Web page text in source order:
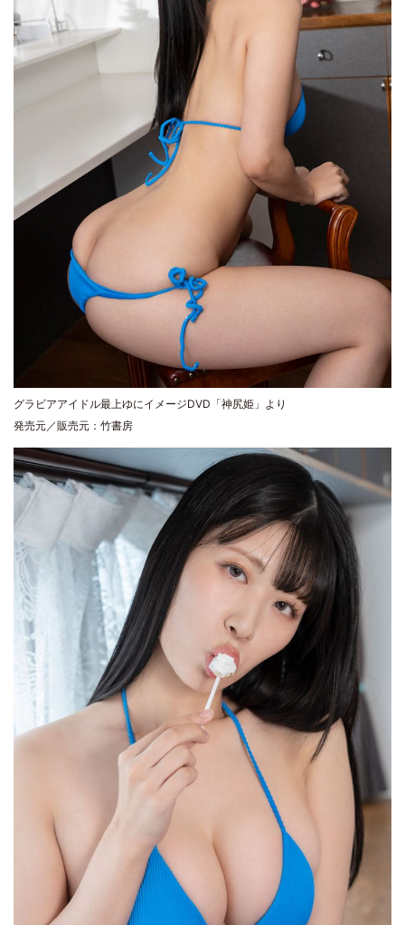
グラビアアイドル最上ゆにイメージDVD「神尻姫」より
発売元／販売元：竹書房